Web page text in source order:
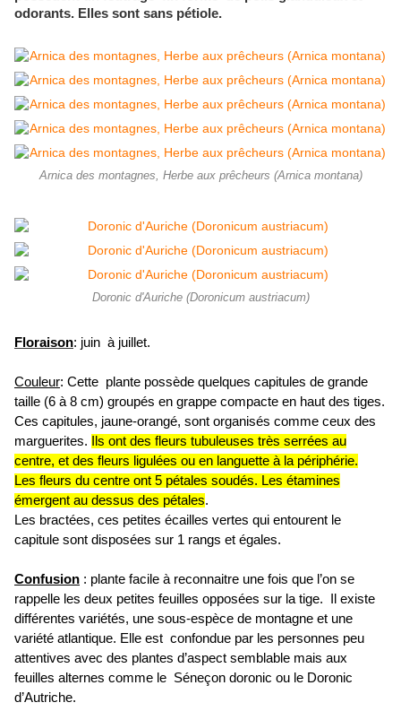
odorants. Elles sont sans pétiole.
Arnica des montagnes, Herbe aux prêcheurs (Arnica montana)
Doronic d'Auriche (Doronicum austriacum)
Floraison: juin à juillet.
Couleur: Cette plante possède quelques capitules de grande
taille (6 à 8 cm) groupés en grappe compacte en haut des tiges.
Ces capitules, jaune-orangé, sont organisés comme ceux des
marguerites.
Ils ont des fleurs tubuleuses très serrées au
centre, et des fleurs ligulées ou en languette à la périphérie.
Les fleurs du centre ont 5 pétales soudés. Les étamines
émergent au dessus des pétales.
Les bractées, ces petites écailles vertes qui entourent le
capitule sont disposées sur 1 rangs et égales.
Confusion : plante facile à reconnaitre une fois que l’on se
rappelle les deux petites feuilles opposées sur la tige. Il existe
différentes variétés, une sous‑espèce de montagne et une
variété atlantique. Elle est confondue par les personnes peu
attentives avec des plantes d’aspect semblable mais aux
feuilles alternes comme le Séneçon doronic ou le Doronic
d’Autriche.